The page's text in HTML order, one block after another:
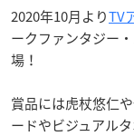
2020年10月よりTV
ークファンタジー
場！
賞品には虎杖悠仁
ードやビジュアル